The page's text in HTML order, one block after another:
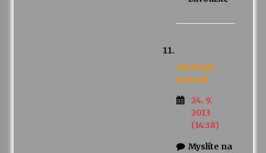
Anonym
napsal:
24. 9.
2013
(14:38)
Myslíte na